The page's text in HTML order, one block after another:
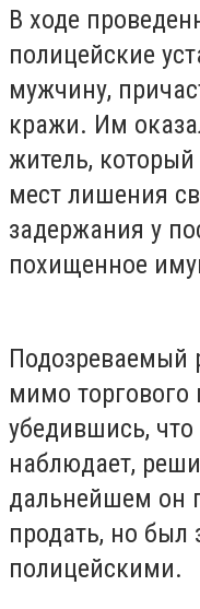
В ходе
полицейские
мужчину,
кражи. Им
житель,
мест лишения
задержания у
похищенное
Подозреваемый
мимо торгового
убедившись,
наблюдает,
дальнейшем он
продать, но был
полицейскими.